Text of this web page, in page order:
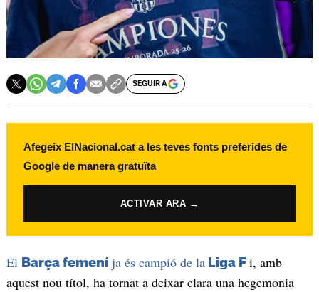
SEGUIR A
Afegeix ElNacional.cat a les teves fonts preferides de
Google de manera gratuïta
ACTIVAR ARA →
El Barça femeníja és campió de laLiga F i, amb
aquest nou títol, ha tornat a deixar clara una hegemonia